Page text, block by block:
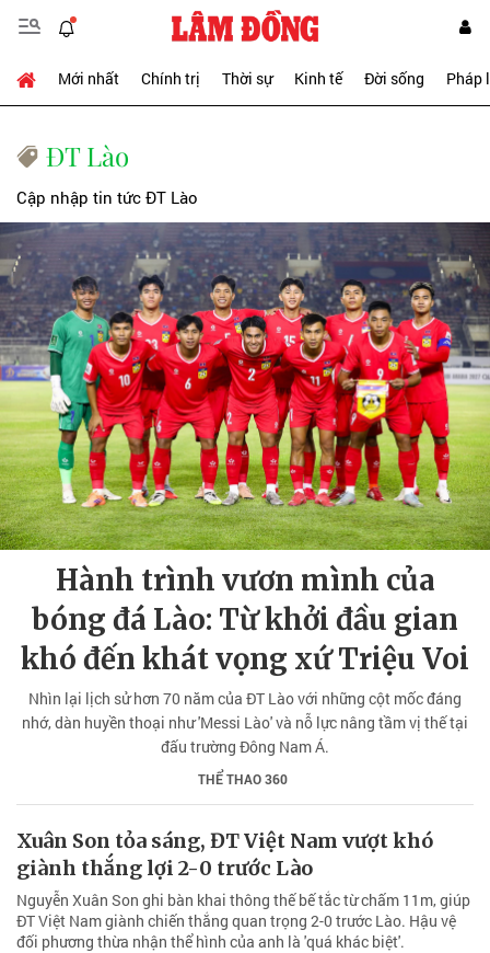
Mới nhất Chính trị Thời sự Kinh tế Đời sống Pháp
ĐT Lào
Cập nhập tin tức ĐT Lào
Hành trình vươn mình của
bóng đá Lào: Từ khởi đầu gian
khó đến khát vọng xứ Triệu Voi
Nhìn lại lịch sử hơn 70 năm của ĐT Lào với những cột mốc đáng
nhớ, dàn huyền thoại như 'Messi Lào' và nỗ lực nâng tầm vị thế tại
đấu trường Đông Nam Á.
THỂ THAO 360
Xuân Son tỏa sáng, ĐT Việt Nam vượt khó
giành thắng lợi 2-0 trước Lào
Nguyễn Xuân Son ghi bàn khai thông thế bế tắc từ chấm 11m, giúp
ĐT Việt Nam giành chiến thắng quan trọng 2-0 trước Lào. Hậu vệ
đối phương thừa nhận thể hình của anh là 'quá khác biệt'.